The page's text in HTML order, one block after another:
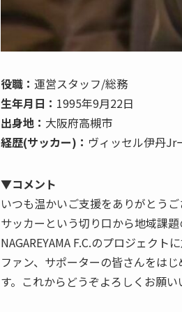
役職： 運営スタッフ/総務
生年月日： 1995年9月22日
出身地： 大阪府高槻市
経歴(サッカー)： ヴィッセル伊丹Jr
▼コメント
いつも温かいご支援をありがとう
サッカーという切り口から地域課
NAGAREYAMA F.C.のプロジェクト
ファン、サポーターの皆さんをは
す。これからどうぞよろしくお願い